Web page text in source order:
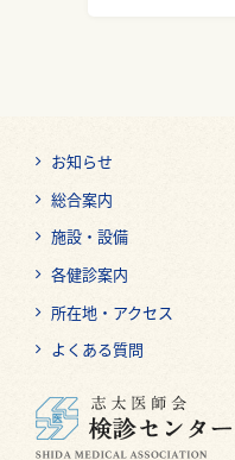
お知らせ
総合案内
施設・設備
各健診案内
所在地・アクセス
よくある質問